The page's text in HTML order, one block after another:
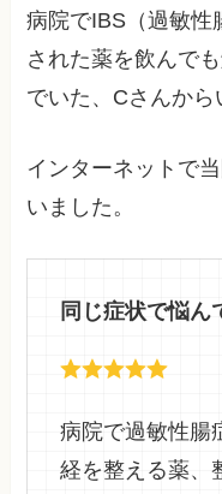
病院でIBS（過敏性
された薬を飲んで
でいた、Cさんから
インターネットで
いました。
同じ症状で悩ん
病院で過敏性腸
経を整える薬、